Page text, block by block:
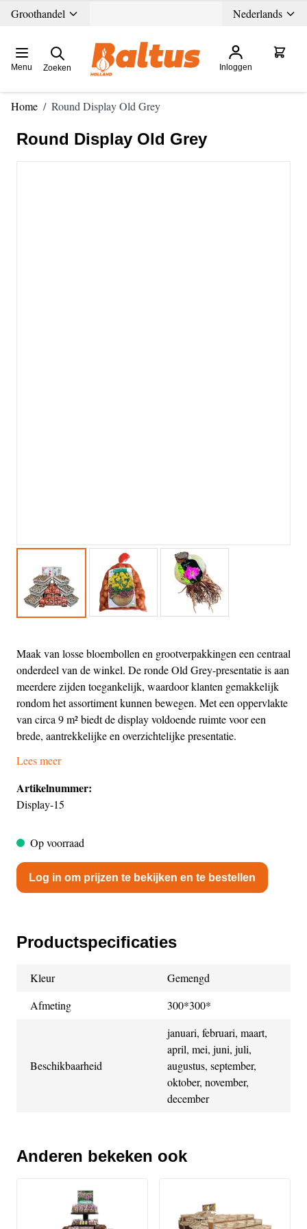
Ga direct door naar de inhoud
Groothandel Nederlands
Menu Zoeken Inloggen
Home / Round Display Old Grey
Round Display Old Grey
Maak van losse bloembollen en grootverpakkingen een centraal
onderdeel van de winkel. De ronde Old Grey-presentatie is aan
meerdere zijden toegankelijk, waardoor klanten gemakkelijk
rondom het assortiment kunnen bewegen. Met een oppervlakte
van circa 9 m² biedt de display voldoende ruimte voor een
brede, aantrekkelijke en overzichtelijke presentatie.
Lees meer
Artikelnummer:
Display-15
Op voorraad
Log in om prijzen te bekijken en te bestellen
Productspecificaties
Kleur
Gemengd
Afmeting
300*300*
Beschikbaarheid
januari, februari, maart,
april, mei, juni, juli,
augustus, september,
oktober, november,
december
Anderen bekeken ook